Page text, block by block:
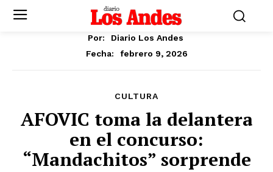
Por:
Diario Los Andes
Fecha:
febrero 9, 2026
CULTURA
AFOVIC toma la delantera
en el concurso:
“Mandachitos” sorprende